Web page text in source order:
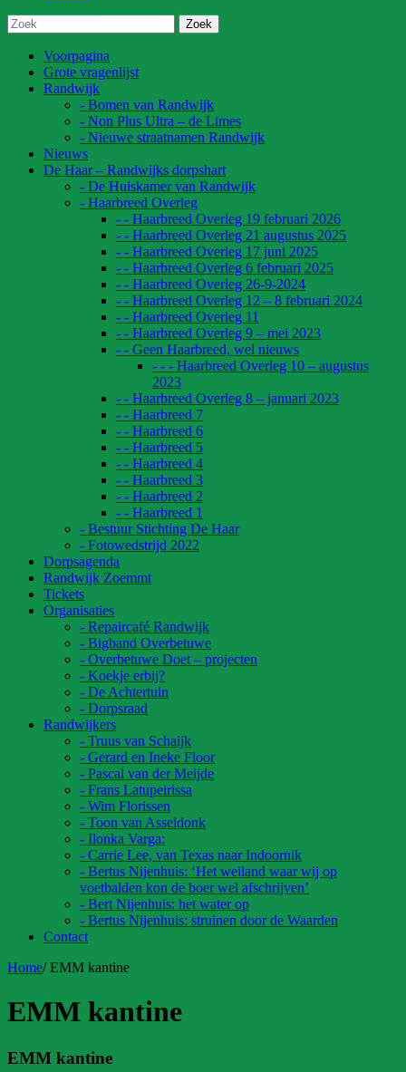
Voorpagina
Grote vragenlijst
Randwijk
- Bomen van Randwijk
- Non Plus Ultra – de Limes
- Nieuwe straatnamen Randwijk
Nieuws
De Haar – Randwijks dorpshart
- De Huiskamer van Randwijk
- Haarbreed Overleg
- - Haarbreed Overleg 19 februari 2026
- - Haarbreed Overleg 21 augustus 2025
- - Haarbreed Overleg 17 juni 2025
- - Haarbreed Overleg 6 februari 2025
- - Haarbreed Overleg 26-9-2024
- - Haarbreed Overleg 12 – 8 februari 2024
- - Haarbreed Overleg 11
- - Haarbreed Overleg 9 – mei 2023
- - Geen Haarbreed, wel nieuws
- - - Haarbreed Overleg 10 – augustus
2023
- - Haarbreed Overleg 8 – januari 2023
- - Haarbreed 7
- - Haarbreed 6
- - Haarbreed 5
- - Haarbreed 4
- - Haarbreed 3
- - Haarbreed 2
- - Haarbreed 1
- Bestuur Stichting De Haar
- Fotowedstrijd 2022
Dorpsagenda
Randwijk Zoemmt
Tickets
Organisaties
- Repaircafé Randwijk
- Bigband Overbetuwe
- Overbetuwe Doet – projecten
- Koekje erbij?
- De Achtertuin
- Dorpsraad
Randwijkers
- Truus van Schaijk
- Gerard en Ineke Floor
- Pascal van der Meijde
- Frans Latupeirissa
- Wim Florissen
- Toon van Asseldonk
- Ilonka Varga:
- Carrie Lee, van Texas naar Indoornik
- Bertus Nijenhuis: ‘Het weiland waar wij op
voetbalden kon de boer wel afschrijven’
- Bert Nijenhuis: het water op
- Bertus Nijenhuis: struinen door de Waarden
Contact
Home/EMM kantine
EMM kantine
EMM kantine